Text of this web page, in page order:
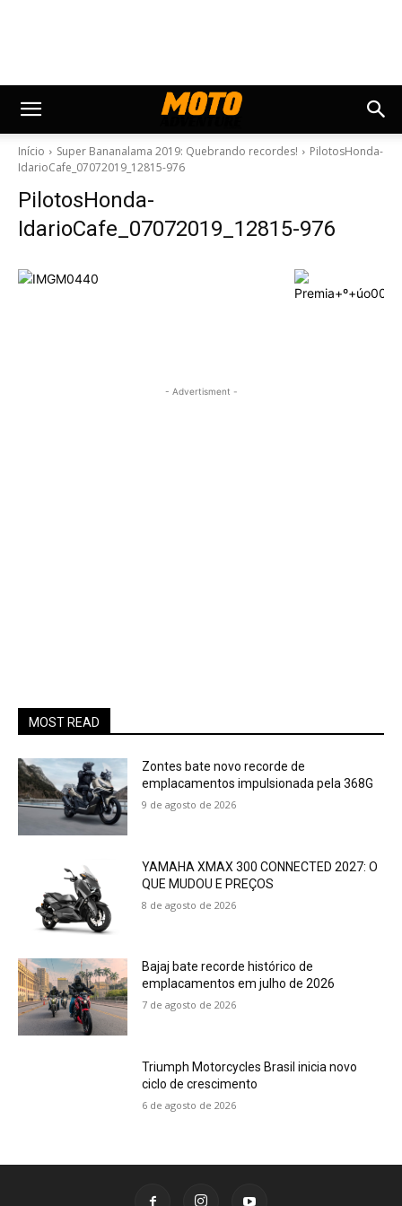
Início Super Bananalama 2019: Quebrando recordes!
PilotosHonda-
IdarioCafe_07072019_12815-976
PilotosHonda-
IdarioCafe_07072019_12815-976
- Advertisment -
MOST READ
Zontes bate novo recorde de
emplacamentos impulsionada pela 368G
9 de agosto de 2026
YAMAHA XMAX 300 CONNECTED 2027: O
QUE MUDOU E PREÇOS
8 de agosto de 2026
Bajaj bate recorde histórico de
emplacamentos em julho de 2026
7 de agosto de 2026
Triumph Motorcycles Brasil inicia novo
ciclo de crescimento
6 de agosto de 2026